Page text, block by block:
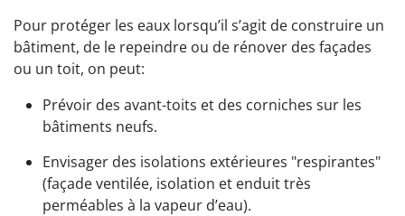
Pour protéger les eaux lorsqu’il s’agit de construire un
bâtiment, de le repeindre ou de rénover des façades
ou un toit, on peut:
Prévoir des avant-toits et des corniches sur les
bâtiments neufs.
Envisager des isolations extérieures "respirantes"
(façade ventilée, isolation et enduit très
perméables à la vapeur d’eau).